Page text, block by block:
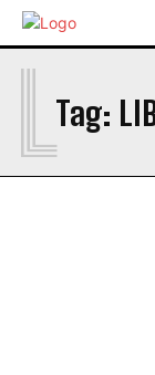
Tag:
L